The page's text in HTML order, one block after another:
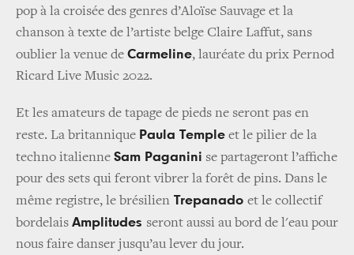
pop à la croisée des genres d’Aloïse Sauvage et la
chanson à texte de l’artiste belge Claire Laffut, sans
oublier la venue de Carmeline, lauréate du prix Pernod
Ricard Live Music 2022.
Et les amateurs de tapage de pieds ne seront pas en
reste. La britannique Paula Temple et le pilier de la
techno italienne Sam Paganini se partageront l’affiche
pour des sets qui feront vibrer la forêt de pins. Dans le
même registre, le brésilien Trepanado et le collectif
bordelais Amplitudes seront aussi au bord de l'eau pour
nous faire danser jusqu’au lever du jour.